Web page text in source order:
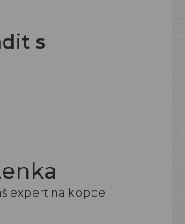
s
expert na kopce